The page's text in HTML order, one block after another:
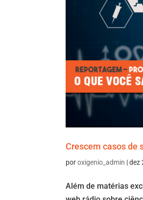
Crescem casos de
poroxigenio_admin |dez
Além de matérias